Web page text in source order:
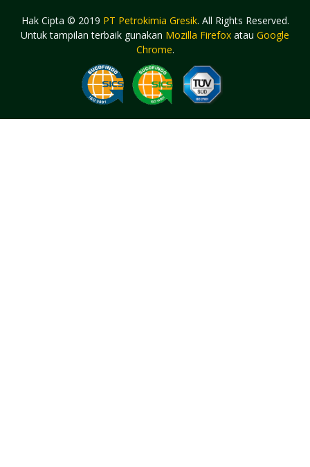
Hak Cipta © 2019 PT Petrokimia Gresik. All Rights Reserved.
Untuk tampilan terbaik gunakan Mozilla Firefox atau Google
Chrome.